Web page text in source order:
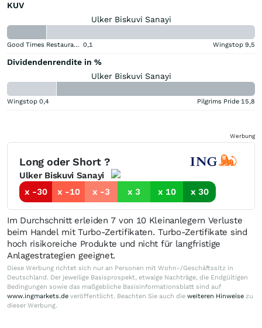
KUV
Ulker Biskuvi Sanayi
Good Times Restaurants 0,1 Wingstop 9,5
Dividendenrendite in %
Ulker Biskuvi Sanayi
Wingstop 0,4 Pilgrims Pride 15,8
Werbung
Long oder Short ?
Ulker Biskuvi Sanayi
x -30
x -10 x -3 x 3 x 10 x 30
Im Durchschnitt erleiden 7 von 10 Kleinanlegern Verluste
beim Handel mit Turbo-Zertifikaten. Turbo-Zertifikate sind
hoch risikoreiche Produkte und nicht für langfristige
Anlagestrategien geeignet.
Diese Werbung richtet sich nur an Personen mit Wohn-/Geschäftssitz in
Deutschland. Der jeweilige Basisprospekt, etwaige Nachträge, die Endgültigen
Bedingungen sowie das maßgebliche Basisinformationsblatt sind auf
www.ingmarkets.de veröffentlicht. Beachten Sie auch die weiteren Hinweise zu
dieser Werbung.